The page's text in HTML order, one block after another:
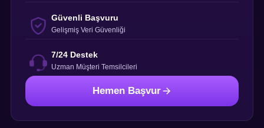
Güvenli Başvuru
Gelişmiş Veri Güvenliği
7/24 Destek
Uzman Müşteri Temsilcileri
Hemen Başvur